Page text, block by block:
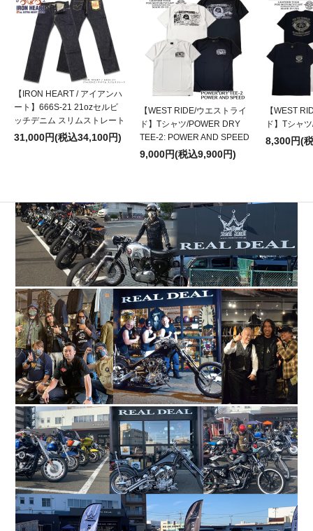
【IRON HEART / アイアンハ
ート】666S-21 21ozセルビ
ッチデニム スリムストレート
31,000円(税込34,100円)
【WEST RIDE/ウエストライ
ド】Tシャツ/POWER DRY
TEE-2: POWER AND SPEED
9,000円(税込9,900円)
【WEST
ド】Tシャ
8,300円(